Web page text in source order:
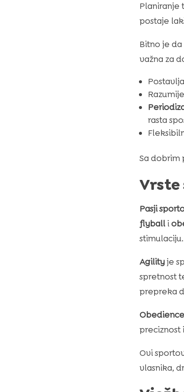
Planiranje
postaje
Bitno je
važna za
rasta
Sa dobrim
Pasji
flyballi
stimulaciju.
Agilityje
spretnost
prepreka
Obedience
preciznost
Ovi
vlasnika,